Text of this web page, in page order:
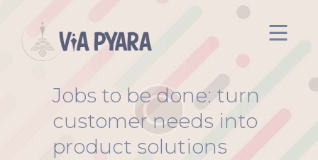
Jobs to be done: turn
customer needs into
product solutions
Inicio
Acerca de mi
Via Pyara